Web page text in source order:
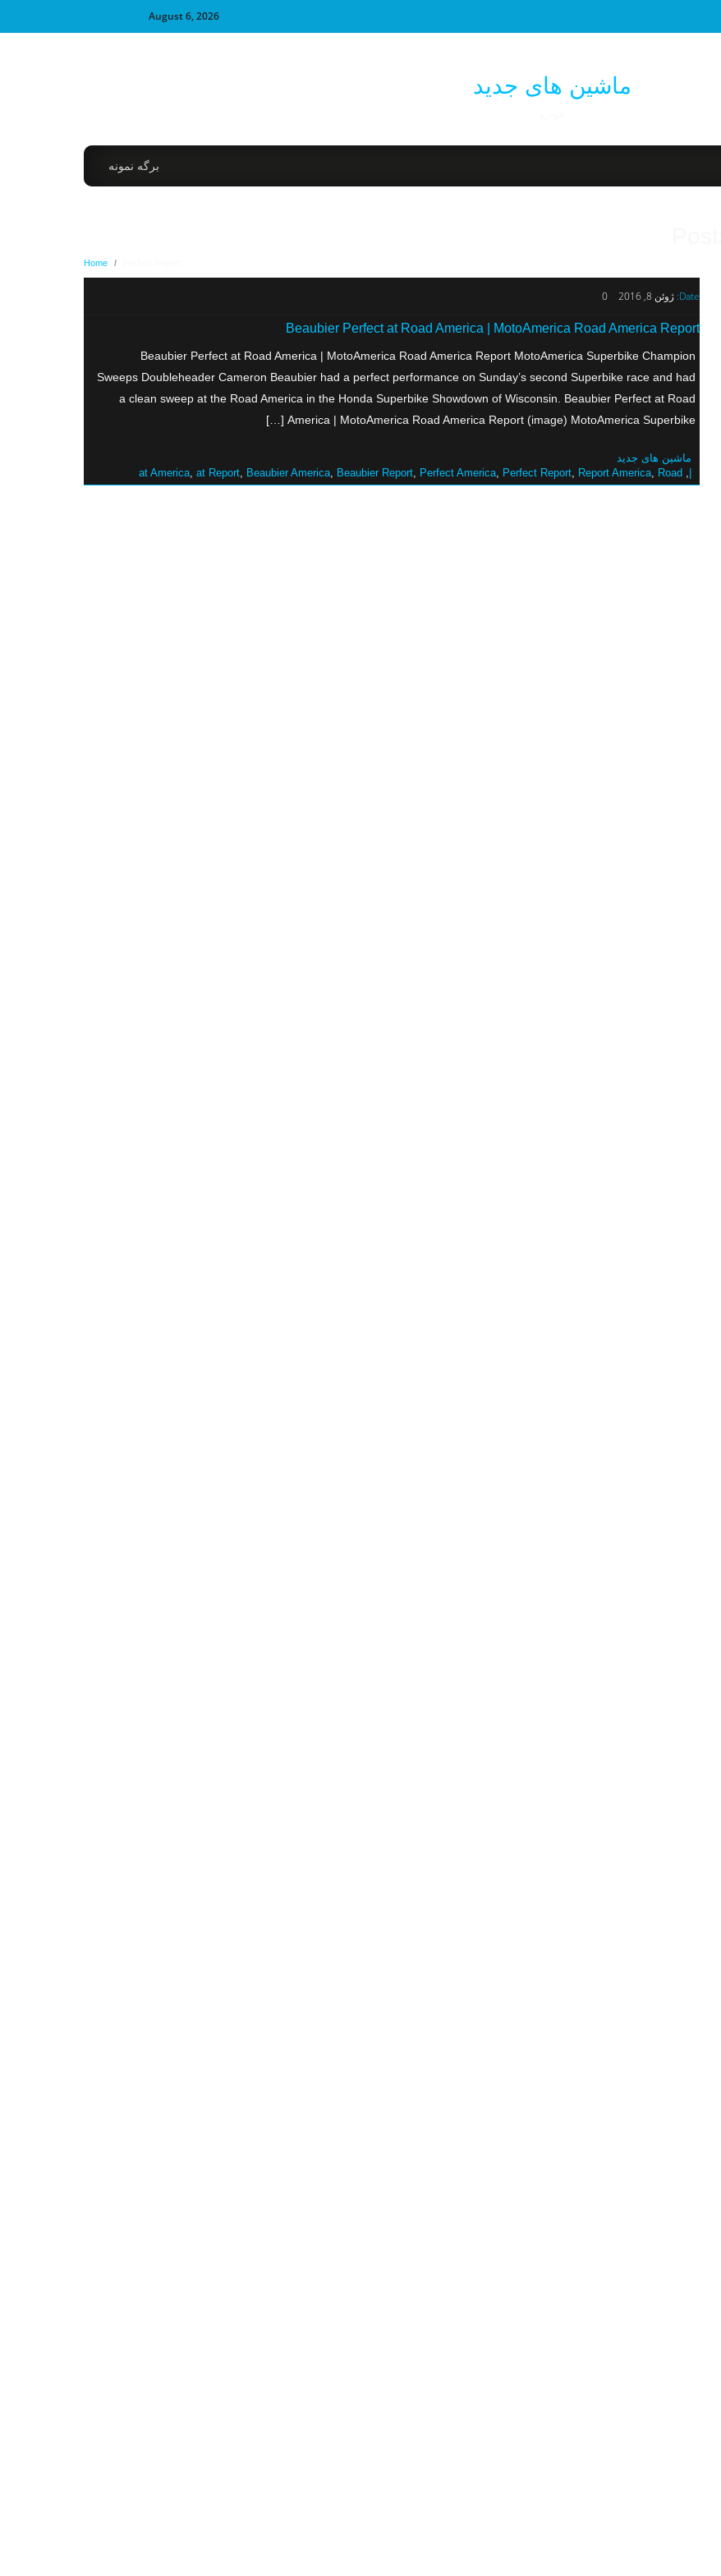
August 6, 2026
ماشین های جدید
برگه نمونه
Home /
Date: ژوئن 8, 2016 0
Beaubier Perfect at Road America | MotoAmerica Road America Report
Beaubier Perfect at Road America | MotoAmerica Road America Report MotoAmerica Superbike Champion
Sweeps Doubleheader Cameron Beaubier had a perfect performance on Sunday’s second Superbike race and had
a clean sweep at the Road America in the Honda Superbike Showdown of Wisconsin. Beaubier Perfect at Road
America | MotoAmerica Road America Report (image) MotoAmerica Superbike […]
ماشین های جدید
at America at Report Beaubier America Beaubier Report Perfect America Perfect Report Report America Road